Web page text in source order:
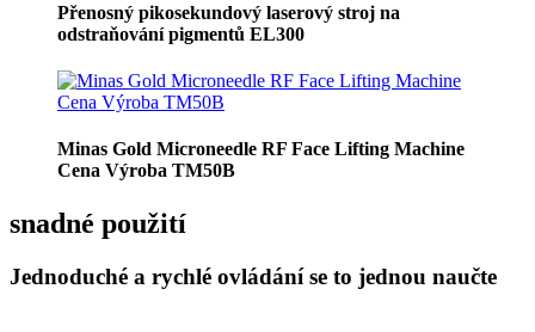
Přenosný pikosekundový laserový stroj na
odstraňování pigmentů EL300
Minas Gold Microneedle RF Face Lifting Machine
Cena Výroba TM50B
snadné použití
Jednoduché a rychlé ovládání se to jednou naučte